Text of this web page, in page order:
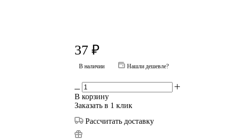
37 ₽
В наличии Нашли дешевле?
В корзину
Заказать в 1 клик
Рассчитать доставку